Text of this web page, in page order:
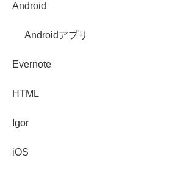
Android
Androidアプリ
Evernote
HTML
Igor
iOS